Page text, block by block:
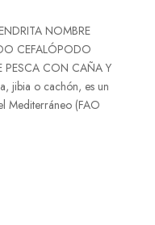
NOMBRE
CEFALÓPODO
PESCA CON CAÑA Y
jibia o cachón, es un
Mediterráneo (FAO